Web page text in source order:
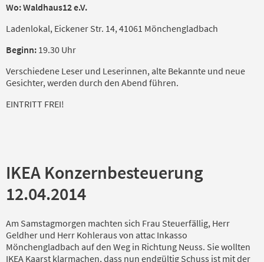
Wo: Waldhaus12 e.V.
Ladenlokal, Eickener Str. 14, 41061 Mönchengladbach
Beginn: 19.30 Uhr
Verschiedene Leser und Leserinnen, alte Bekannte und neue
Gesichter, werden durch den Abend führen.
EINTRITT FREI!
IKEA Konzernbesteuerung
12.04.2014
Am Samstagmorgen machten sich Frau Steuerfällig, Herr
Geldher und Herr Kohleraus von attac Inkasso
Mönchengladbach auf den Weg in Richtung Neuss. Sie wollten
IKEA Kaarst klarmachen, dass nun endgültig Schuss ist mit der